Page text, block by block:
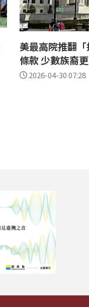
美最高院推翻
條款 少數族裔
2026-04-30 07:28